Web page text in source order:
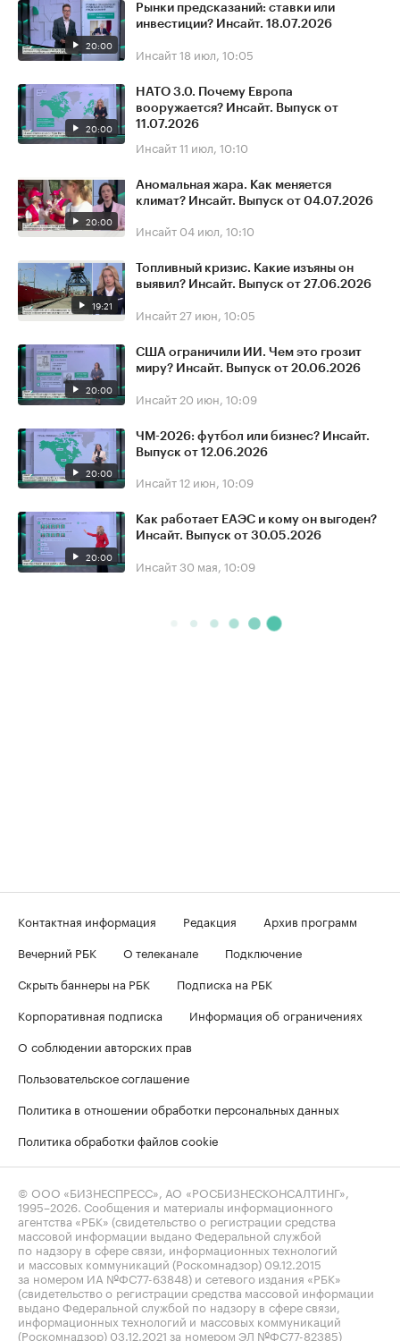
20:00
Рынки предсказаний: ставки или
инвестиции? Инсайт. 18.07.2026
Инсайт18 июл, 10:05
20:00
НАТО 3.0. Почему Европа
вооружается? Инсайт. Выпуск от
11.07.2026
Инсайт11 июл, 10:10
20:00
Аномальная жара. Как меняется
климат? Инсайт. Выпуск от 04.07.2026
Инсайт 04 июл, 10:10
19:21
Топливный кризис. Какие изъяны он
выявил? Инсайт. Выпуск от 27.06.2026
Инсайт 27 июн, 10:05
20:00
США ограничили ИИ. Чем это грозит
миру? Инсайт. Выпуск от 20.06.2026
Инсайт 20 июн, 10:09
20:00
ЧМ-2026: футбол или бизнес? Инсайт.
Выпуск от 12.06.2026
Инсайт12 июн, 10:09
20:00
Как работает ЕАЭС и кому он выгоден?
Инсайт. Выпуск от 30.05.2026
Инсайт30 мая, 10:09
Контактная информация Редакция
Архив программ
Вечерний РБК
О телеканале
Подключение
Скрыть баннеры на РБК
Подписка на РБК
Корпоративная подписка
Информация об ограничениях
О соблюдении авторских прав
Пользовательское соглашение
Политика в отношении обработки персональных данных
Политика обработки файлов cookie
© ООО «БИЗНЕСПРЕСС», АО «РОСБИЗНЕСКОНСАЛТИНГ»,
1995–2026. Сообщения и материалы информационного
агентства «РБК» (свидетельство о регистрации средства
массовой информации выдано Федеральной службой
по надзору в сфере связи, информационных технологий
и массовых коммуникаций (Роскомнадзор) 09.12.2015
за номером ИА №ФС77-63848) и сетевого издания «РБК»
(свидетельство о регистрации средства массовой информации
выдано Федеральной службой по надзору в сфере связи,
информационных технологий и массовых коммуникаций
(Роскомнадзор) 03.12.2021 за номером ЭЛ №ФС77-82385)